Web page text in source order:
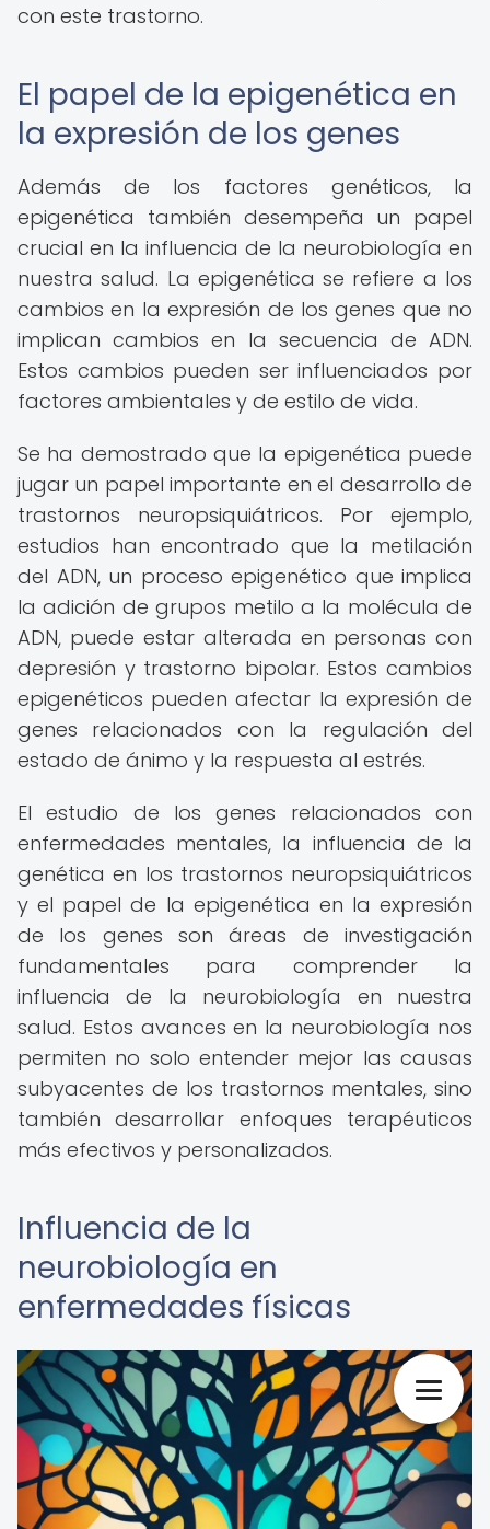
con este trastorno.
El papel de la epigenética en
la expresión de los genes
Además de los factores genéticos, la
epigenética también desempeña un papel
crucial en la influencia de la neurobiología en
nuestra salud. La epigenética se refiere a los
cambios en la expresión de los genes que no
implican cambios en la secuencia de ADN.
Estos cambios pueden ser influenciados por
factores ambientales y de estilo de vida.
Se ha demostrado que la epigenética puede
jugar un papel importante en el desarrollo de
trastornos neuropsiquiátricos. Por ejemplo,
estudios han encontrado que la metilación
del ADN, un proceso epigenético que implica
la adición de grupos metilo a la molécula de
ADN, puede estar alterada en personas con
depresión y trastorno bipolar. Estos cambios
epigenéticos pueden afectar la expresión de
genes relacionados con la regulación del
estado de ánimo y la respuesta al estrés.
El estudio de los genes relacionados con
enfermedades mentales, la influencia de la
genética en los trastornos neuropsiquiátricos
y el papel de la epigenética en la expresión
de los genes son áreas de investigación
fundamentales para comprender la
influencia de la neurobiología en nuestra
salud. Estos avances en la neurobiología nos
permiten no solo entender mejor las causas
subyacentes de los trastornos mentales, sino
también desarrollar enfoques terapéuticos
más efectivos y personalizados.
Influencia de la
neurobiología en
enfermedades físicas